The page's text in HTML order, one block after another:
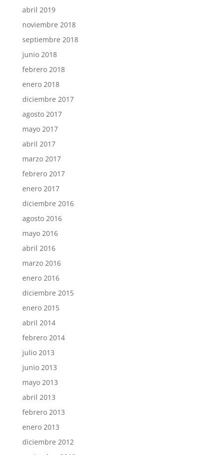
abril 2019
noviembre 2018
septiembre 2018
junio 2018
febrero 2018
enero 2018
diciembre 2017
agosto 2017
mayo 2017
abril 2017
marzo 2017
febrero 2017
enero 2017
diciembre 2016
agosto 2016
mayo 2016
abril 2016
marzo 2016
enero 2016
diciembre 2015
enero 2015
abril 2014
febrero 2014
julio 2013
junio 2013
mayo 2013
abril 2013
febrero 2013
enero 2013
diciembre 2012